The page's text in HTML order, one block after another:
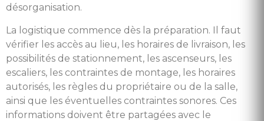
désorganisation.
La logistique commence dès la préparation. Il faut
vérifier les accès au lieu, les horaires de livraison, les
possibilités de stationnement, les ascenseurs, les
escaliers, les contraintes de montage, les horaires
autorisés, les règles du propriétaire ou de la salle,
ainsi que les éventuelles contraintes sonores. Ces
informations doivent être partagées avec le